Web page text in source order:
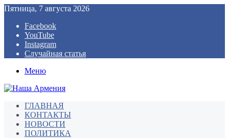
Пятница, 7 августа 2026
Facebook
YouTube
Instagram
Случайная статья
Меню
ГЛАВНАЯ
КОНТАКТЫ
НОВОСТИ
ПОЛИТИКА